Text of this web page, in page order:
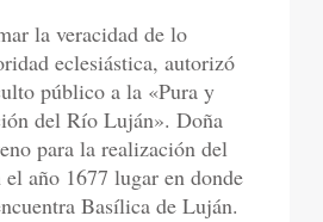
la veracidad de lo
eclesiástica, autorizó
público a la «Pura y
del Río Luján». Doña
para la realización del
año 1677 lugar en donde
Basílica de Luján.